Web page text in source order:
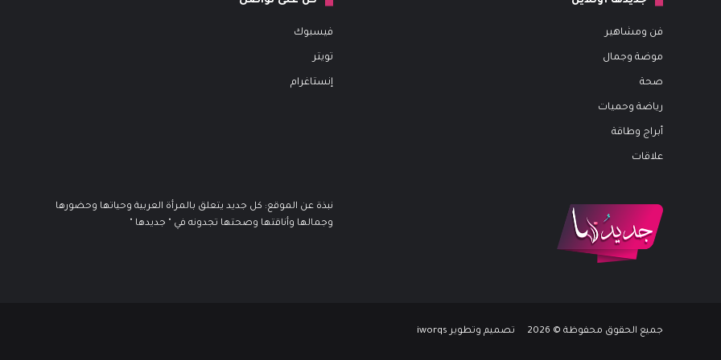
فن ومشاهير
موضة وجمال
صحة
رياضة وحميات
أبراج وطاقة
علاقات
فيسبوك
تويتر
إنستاغرام
نبذة عن الموقع: كل جديد يتعلق بالمرأة العربية وحياتها وحضورها
وجمالها وأناقتها وصحتها تجدونه في " جديدها "
جميع الحقوق محفوظة © 2026 تصميم وتطوير iworqs